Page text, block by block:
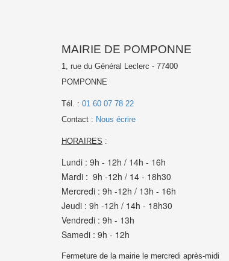
MAIRIE DE POMPONNE
1, rue du Général Leclerc - 77400
POMPONNE
Tél. : 01 60 07 78 22
Contact : Nous écrire
HORAIRES :
Lundi : 9h - 12h / 14h - 16h
Mardi : 9h -12h / 14 - 18h30
Mercredi : 9h -12h / 13h - 16h
Jeudi : 9h -12h / 14h - 18h30
Vendredi : 9h - 13h
Samedi : 9h - 12h
Fermeture de la mairie le mercredi après-midi